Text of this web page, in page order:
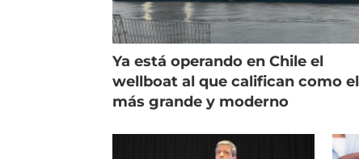
Ya está operando en Chile el
wellboat al que califican como el
más grande y moderno